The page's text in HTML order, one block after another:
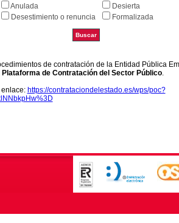
Anulada
Desierta
Desestimiento o renuncia
Formalizada
de contratación de la Entidad Pública
de Contratación del Sector Público.
https://contrataciondelestado.es/wps/poc?